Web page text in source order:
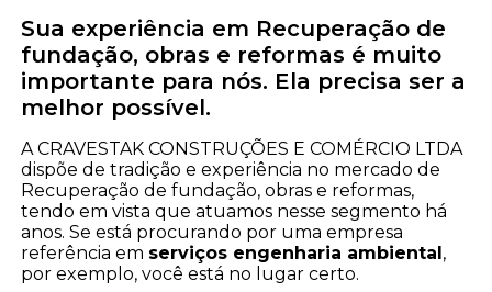
Sua experiência em Recuperação de
fundação, obras e reformas é muito
importante para nós. Ela precisa ser a
melhor possível.
A CRAVESTAK CONSTRUÇÕES E COMÉRCIO LTDA
dispõe de tradição e experiência no mercado de
Recuperação de fundação, obras e reformas,
tendo em vista que atuamos nesse segmento há
anos. Se está procurando por uma empresa
referência em serviços engenharia ambiental ,
por exemplo, você está no lugar certo.